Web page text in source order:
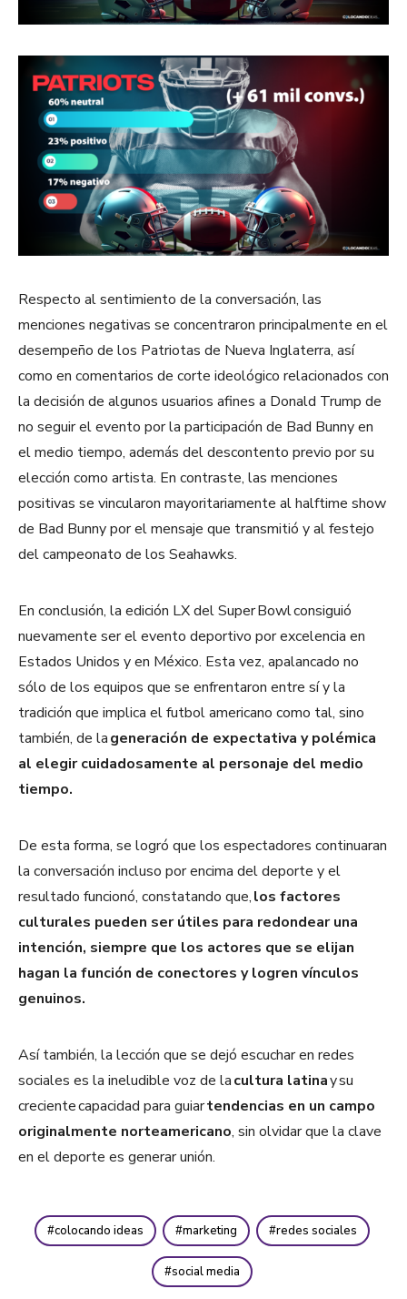
Respecto al sentimiento de la conversación, las
menciones negativas se concentraron principalmente en el
desempeño de los Patriotas de Nueva Inglaterra, así
como en comentarios de corte ideológico relacionados con
la decisión de algunos usuarios afines a Donald Trump de
no seguir el evento por la participación de Bad Bunny en
el medio tiempo, además del descontento previo por su
elección como artista. En contraste, las menciones
positivas se vincularon mayoritariamente al halftime show
de Bad Bunny por el mensaje que transmitió y al festejo
del campeonato de los Seahawks.
En conclusión, la edición LX del Super Bowl consiguió
nuevamente ser el evento deportivo por excelencia en
Estados Unidos y en México. Esta vez, apalancado no
sólo de los equipos que se enfrentaron entre sí y la
tradición que implica el futbol americano como tal, sino
también, de lageneración de expectativa y polémica
al elegir cuidadosamente al personaje del medio
tiempo.
De esta forma, se logró que los espectadores continuaran
la conversación incluso por encima del deporte y el
resultado funcionó, constatando que,los factores
culturales pueden ser útiles para redondear una
intención, siempre que los actores que se elijan
hagan la función de conectores y logren vínculos
genuinos.
Así también, la lección que se dejó escuchar en redes
sociales es la ineludible voz de lacultura latinay su
creciente capacidad para guiartendencias en un campo
originalmente norteamericano, sin olvidar que la clave
en el deporte es generar unión.
colocando ideas marketing redes sociales
social media